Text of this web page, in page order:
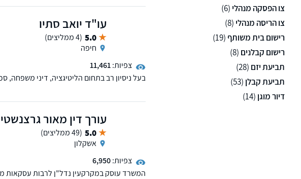
צו הפסקה מנהלי (6)
צו הריסה מנהלי (8)
רישום בית משותף(19)
רישום קבלנים (8)
תביעת יזם (28)
תביעת קבלן (53)
דיור מוגן (14)
מקרקעין עסקאות מכר ורכישה. ניתן לקבל גם
עו"ד יואב סתיו
5.0 (4 ממליצים)
חיפה
צפיות:11,461
בעל ניסיון רב בתחום הליטיגציה, דיני משפחה,
עורך דין מאור
5.0 (49 ממליצים)
אשקלון
צפיות:6,950
המשרד עוסק במקרקעין נדל"ן לרבות עסקאות